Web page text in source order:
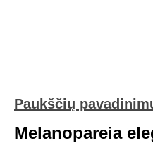
Paukščių
Melanopareia